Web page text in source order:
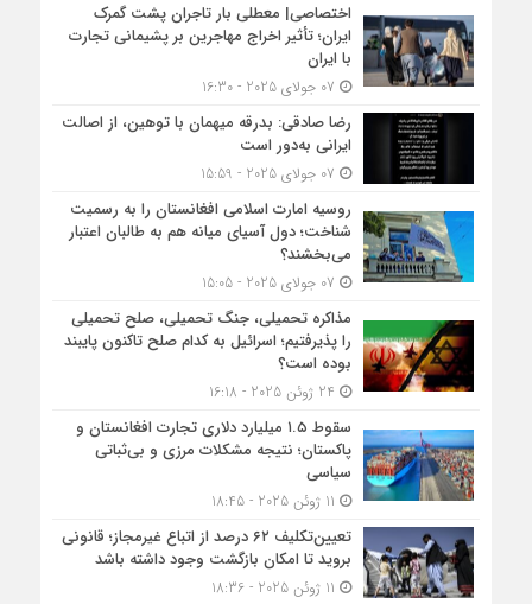
اختصاصی| معطلی بار تاجران پشت گمرک
ایران؛ تأثیر اخراج مهاجرین بر پشیمانی تجارت
با ایران
رضا صادقی: بدرقه میهمان با توهین، از اصالت
ایرانی به‌دور است
روسیه امارت اسلامی افغانستان را به رسمیت
شناخت؛ دول آسیای میانه هم به طالبان اعتبار
می‎‌بخشند؟
مذاکره تحمیلی، جنگ تحمیلی، صلح تحمیلی
را پذیرفتیم؛ اسرائیل به کدام صلح تاکنون پایبند
بوده است؟
سقوط ۱.۵ میلیارد دلاری تجارت افغانستان و
پاکستان؛ نتیجه مشکلات مرزی و بی‌ثباتی
سیاسی
تعیین‌تکلیف ۶۲ درصد از اتباع غیرمجاز؛ قانونی
بروید تا امکان بازگشت وجود داشته باشد